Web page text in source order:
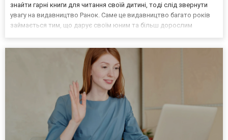
знайти гарні книги для читання своїй дитині, тоді слід звернути
увагу на видавництво Ранок. Саме це видавництво багато років
займається тим, що дарує своїм юним та більш дорослим